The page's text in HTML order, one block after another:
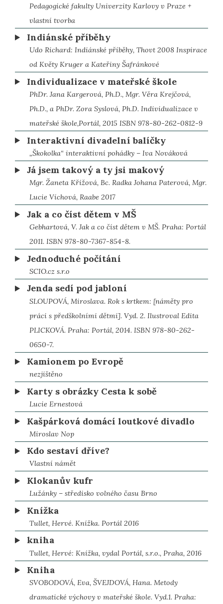
Pedagogické fakulty Univerzity Karlovy v Praze +
vlastní tvorba
Indiánské příběhy
Udo Richard: Indiánské příběhy, Thovt 2008 Inspirace
od Květy Kruger a Kateřiny Šafránkové
Individualizace v mateřské škole
PhDr. Jana Kargerová, Ph.D., Mgr. Věra Krejčová,
Ph.D., a PhDr. Zora Syslová, Ph.D. Individualizace v
mateřské škole,Portál, 2015 ISBN 978-80-262-0812-9
Interaktivní divadelní balíčky
„Škokolka“ interaktivní pohádky – Iva Nováková
Já jsem takový a ty jsi makový
Mgr. Žaneta Křížová, Bc. Radka Johana Paterová, Mgr.
Lucie Víchová, Raabe 2017
Jak a co číst dětem v MŠ
Gebhartová, V. Jak a co číst dětem v MŠ. Praha: Portál
2011. ISBN 978-80-7367-854-8.
Jednoduché počítání
SCIO.cz s.r.o
Jenda sedí pod jabloní
SLOUPOVÁ, Miroslava. Rok s krtkem: [náměty pro
práci s předškolními dětmi]. Vyd. 2. Ilustroval Edita
PLICKOVÁ. Praha: Portál, 2014. ISBN 978-80-262-
0650-7.
Kamionem po Evropě
nezjištěno
Karty s obrázky Cesta k sobě
Lucie Ernestová
Kašpárková domácí loutkové divadlo
Miroslav Nop
Kdo sestaví dříve?
Vlastní námět
Klokanův kufr
Lužánky – středisko volného času Brno
Knížka
Tullet, Hervé. Knížka. Portál 2016
kniha
Tullet, Hervé: Knížka, vydal Portál, s.r.o., Praha, 2016
Kniha
SVOBODOVÁ, Eva, ŠVEJDOVÁ, Hana. Metody
dramatické výchovy v mateřské škole. Vyd.1. Praha: